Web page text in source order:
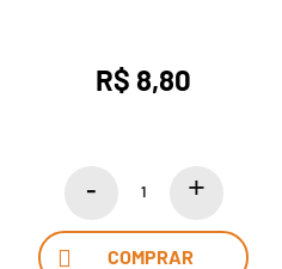
R$ 8,80
COMPRAR